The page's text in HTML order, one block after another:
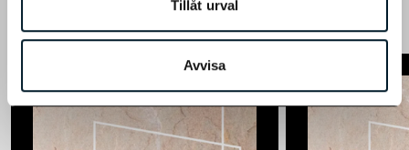
Tillåt urval
Avvisa